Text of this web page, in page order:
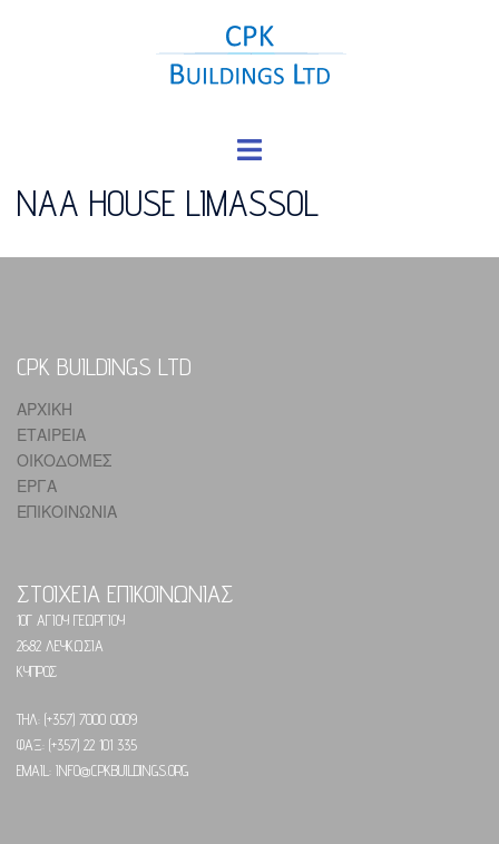
Toggle
NAA HOUSE LIMASSOL
CPK BUILDINGS LTD
ΑΡΧΙΚΗ
ΕΤΑΙΡΕΙΑ
ΟΙΚΟΔΟΜΕΣ
ΕΡΓΑ
ΕΠΙΚΟΙΝΩΝΙΑ
ΣΤΟΙΧΕΙΑ ΕΠΙΚΟΙΝΩΝΙΑΣ
10Γ ΑΓΙΟΥ ΓΕΩΡΓΙΟΥ
2682 ΛΕΥΚΩΣΙΑ
ΚΥΠΡΟΣ
ΤΗΛ: (+357) 7000 0009
ΦΑΞ: (+357) 22 101 335
EMAIL: INFO@CPKBUILDINGS.ORG